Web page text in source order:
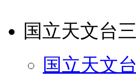
国立天文台
国立天文